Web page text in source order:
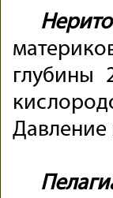
глубины
Давление